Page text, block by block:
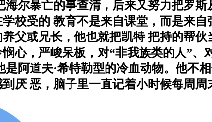
海尔暴亡的事查清，后来又努力把罗
校受的 教育不是来自课堂，而是来
父或兄长，他也就把凯特 把持的帮
心，严峻呆板，对“非我族类的人”
是阿道夫·希特勒型的冷血动物。他不
厌 恶，脑子里一直记着小时候每周